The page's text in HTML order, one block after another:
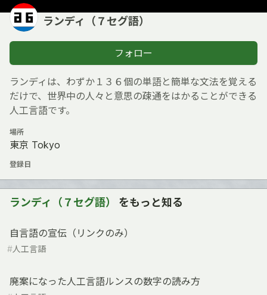
ランディ（７セグ語）
フォロー
ランディは、わずか１３６個の単語と簡単な文法を覚える
だけで、世界中の人々と意思の疎通をはかることができる
人工言語です。
場所
東京 Tokyo
登録日
ランディ（７セグ語） をもっと知る
自言語の宣伝（リンクのみ）
#人工言語
廃案になった人工言語ルンスの数字の読み方